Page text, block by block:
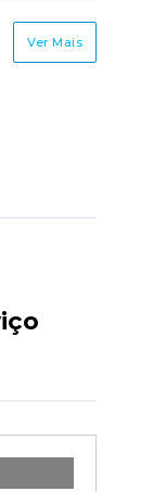
de
Ver Mais